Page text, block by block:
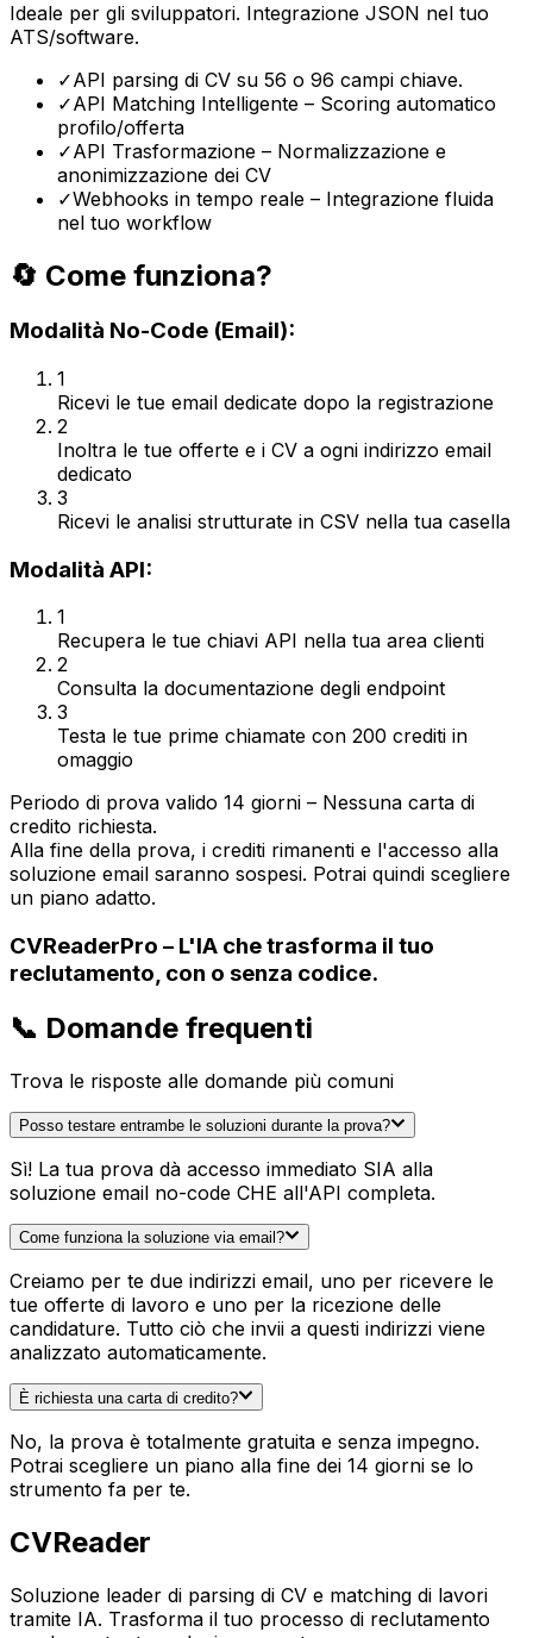
Ideale per gli sviluppatori. Integrazione JSON nel tuo
ATS/software.
✓API parsing di CV su 56 o 96 campi chiave.
✓API Matching Intelligente – Scoring automatico
profilo/offerta
✓API Trasformazione – Normalizzazione e
anonimizzazione dei CV
✓Webhooks in tempo reale – Integrazione fluida
nel tuo workflow
🔄 Come funziona?
Modalità No-Code (Email):
1
Ricevi le tue email dedicate dopo la registrazione
2
Inoltra le tue offerte e i CV a ogni indirizzo email
dedicato
3
Ricevi le analisi strutturate in CSV nella tua casella
Modalità API:
1
Recupera le tue chiavi API nella tua area clienti
2
Consulta la documentazione degli endpoint
3
Testa le tue prime chiamate con 200 crediti in
omaggio
Periodo di prova valido 14 giorni – Nessuna carta di
credito richiesta.
Alla fine della prova, i crediti rimanenti e l'accesso alla
soluzione email saranno sospesi. Potrai quindi scegliere
un piano adatto.
CVReaderPro – L'IA che trasforma il tuo
reclutamento, con o senza codice.
📞 Domande frequenti
Trova le risposte alle domande più comuni
Posso testare entrambe le soluzioni durante la prova?
Sì! La tua prova dà accesso immediato SIA alla
soluzione email no-code CHE all'API completa.
Come funziona la soluzione via email?
Creiamo per te due indirizzi email, uno per ricevere le
tue offerte di lavoro e uno per la ricezione delle
candidature. Tutto ciò che invii a questi indirizzi viene
analizzato automaticamente.
È richiesta una carta di credito?
No, la prova è totalmente gratuita e senza impegno.
Potrai scegliere un piano alla fine dei 14 giorni se lo
strumento fa per te.
CVReader
Soluzione leader di parsing di CV e matching di lavori
tramite IA. Trasforma il tuo processo di reclutamento